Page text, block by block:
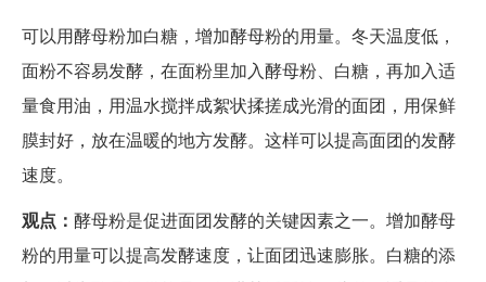
可以用酵母粉加白糖，增加酵母粉的用量。冬天温度低，
面粉不容易发酵，在面粉里加入酵母粉、白糖，再加入适
量食用油，用温水搅拌成絮状揉搓成光滑的面团，用保鲜
膜封好，放在温暖的地方发酵。这样可以提高面团的发酵
速度。
观点： 酵母粉是促进面团发酵的关键因素之一。增加酵母
粉的用量可以提高发酵速度，让面团迅速膨胀。白糖的添